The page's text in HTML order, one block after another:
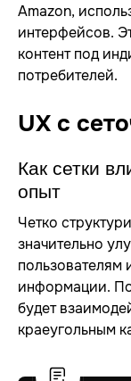
Amazon,
интерфейсов.
контент под
потребителей.
UX с
Как сетки
опыт
Четко
значительно
пользователям
информации.
будет
краеугольным